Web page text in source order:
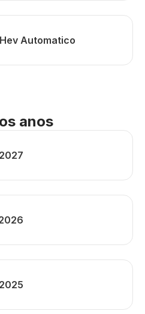
Automatico
anos
2027
2025